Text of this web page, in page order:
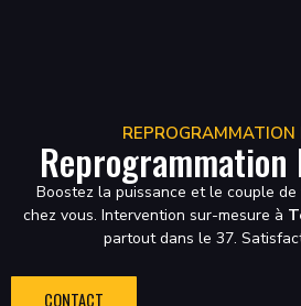
REPROGRAMMATION
Reprogrammation
Boostez la puissance et le couple
chez vous. Intervention sur-mesure à
partout dans le 37.
CONTACT